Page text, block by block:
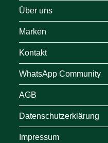
Über uns
Marken
Kontakt
WhatsApp Community
AGB
Datenschutzerklärung
Impressum